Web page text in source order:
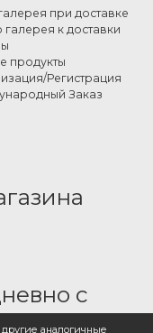
аналогичные
при доставке
галерея к доставки
продукты
Регистрация
Заказ
с